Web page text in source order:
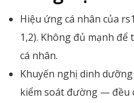
Hiệu ứng cá nhân của
1,2). Không đủ mạnh
cá nhân.
Khuyến nghị dinh
kiểm soát đường — đều